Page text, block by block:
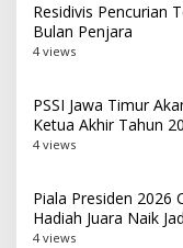
Residivis Pencurian
Bulan Penjara
4 views
PSSI Jawa Timur
Ketua Akhir Tahun
4 views
Piala Presiden 2026
Hadiah Juara Naik
4 views